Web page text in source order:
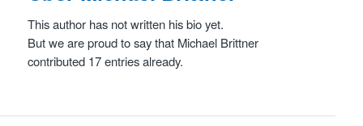
This author has not written his bio yet.
But we are proud to say that Michael Brittner
contributed 17 entries already.